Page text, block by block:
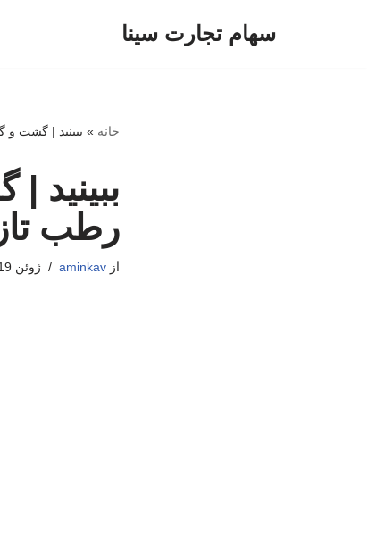
سهام تجارت سینا
خانه » ببینید | گشت و
ببینید
رطب
ازaminkav ژوئن 19, 2026